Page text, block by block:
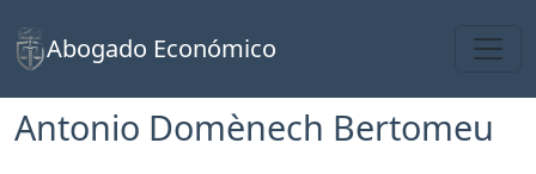
Abogado Económico
Antonio Domènech Bertomeu